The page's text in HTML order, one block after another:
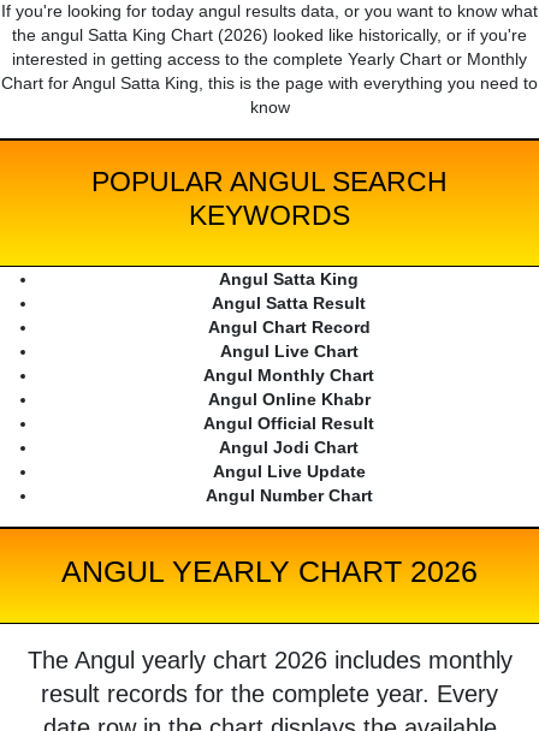
If you're looking for today angul results data, or you want to know what
the angul Satta King Chart (2026) looked like historically, or if you're
interested in getting access to the complete Yearly Chart or Monthly
Chart for Angul Satta King, this is the page with everything you need to
know
POPULAR ANGUL SEARCH
KEYWORDS
Angul Satta King
Angul Satta Result
Angul Chart Record
Angul Live Chart
Angul Monthly Chart
Angul Online Khabr
Angul Official Result
Angul Jodi Chart
Angul Live Update
Angul Number Chart
ANGUL YEARLY CHART 2026
The Angul yearly chart 2026 includes monthly
result records for the complete year. Every